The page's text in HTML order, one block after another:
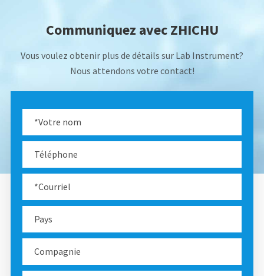
Communiquez avec ZHICHU
Vous voulez obtenir plus de détails sur Lab Instrument?
Nous attendons votre contact!